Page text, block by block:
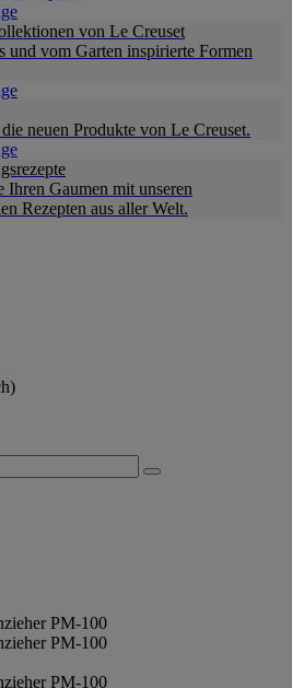
von Le Creuset
und vom Garten inspirierte Formen
neuen Produkte von Le Creuset.
Ihren Gaumen mit unseren
Rezepten aus aller Welt.